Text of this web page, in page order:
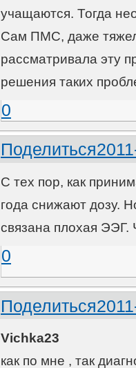
учащаются. Тогда
Сам ПМС, даже
рассматривала эту
решения таких
0
Поделиться
С тех пор, как
года снижают дозу.
связана плохая ЭЭГ.
0
Поделиться
Vichka23
как по мне , так